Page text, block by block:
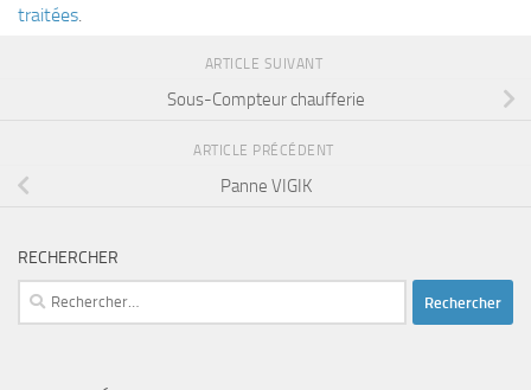
traitées.
ARTICLE SUIVANT
Sous-Compteur chaufferie
ARTICLE PRÉCÉDENT
Panne VIGIK
RECHERCHER
Rechercher :